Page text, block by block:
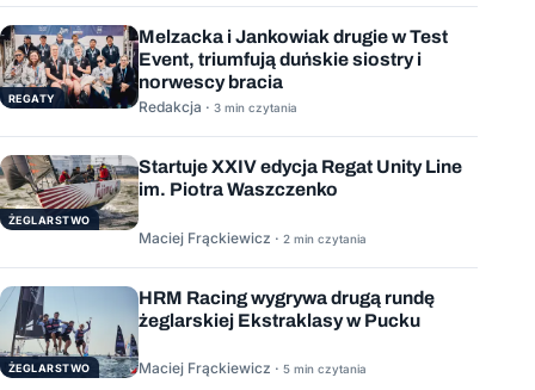
REGATY
Melzacka i Jankowiak drugie w Test
Event, triumfują duńskie siostry i
norwescy bracia
Redakcja · 3 min czytania
ŻEGLARSTWO
Startuje XXIV edycja Regat Unity Line
im. Piotra Waszczenko
Maciej Frąckiewicz · 2 min czytania
ŻEGLARSTWO
HRM Racing wygrywa drugą rundę
żeglarskiej Ekstraklasy w Pucku
Maciej Frąckiewicz · 5 min czytania